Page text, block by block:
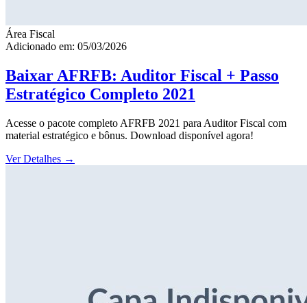
Área Fiscal
Adicionado em: 05/03/2026
Baixar AFRFB: Auditor Fiscal + Passo
Estratégico Completo 2021
Acesse o pacote completo AFRFB 2021 para Auditor Fiscal com
material estratégico e bônus. Download disponível agora!
Ver Detalhes →